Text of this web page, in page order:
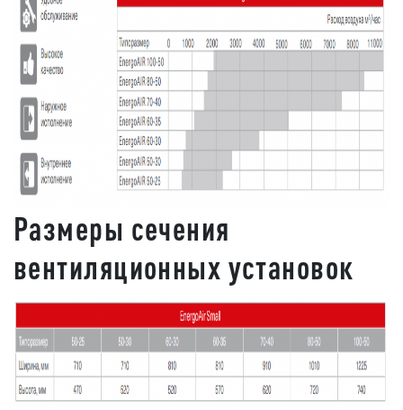
Размеры сечения
вентиляционных установок